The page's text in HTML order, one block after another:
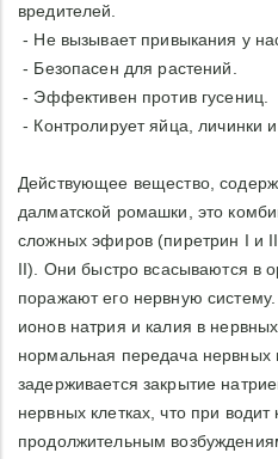
вредителей.
- Не вызывает привыкания у
- Безопасен для растений.
- Эффективен против гусениц.
- Контролирует яйца, личинки
Действующее вещество,
далматской ромашки, это
сложных эфиров (пиретрин I и
II). Они быстро всасываются в
поражают его нервную
ионов натрия и калия в
нормальная передача
задерживается закрытие
нервных клетках, что при
продолжительным